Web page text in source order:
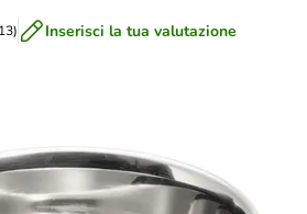
13) Inserisci la tua valutazione